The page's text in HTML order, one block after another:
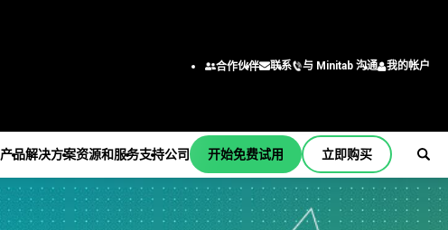
合作伙伴
联系 与 Minitab 沟通 我的帐户
产品解决方案资源和服务支持
技术支持
公司
公司
开始免费试用 立即购买